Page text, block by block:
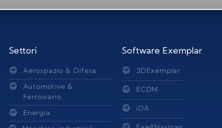
Settori
Aerospazio & Difesa
Automotive &
Ferroviario
Energia
Software Exemplar
3DExemplar
ECDM
iDA